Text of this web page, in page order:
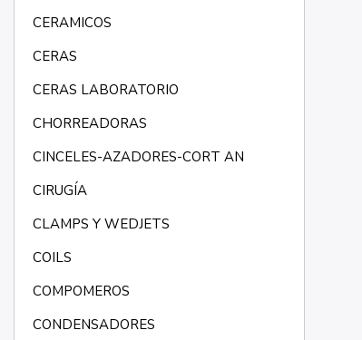
CERAMICOS
CERAS
CERAS LABORATORIO
CHORREADORAS
CINCELES-AZADORES-CORT AN
CIRUGÍA
CLAMPS Y WEDJETS
COILS
COMPOMEROS
CONDENSADORES